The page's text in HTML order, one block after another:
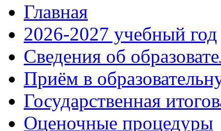
Главная
2026-2027 учебный год
Сведения об
Приём в
Государственная
Оценочные процедуры